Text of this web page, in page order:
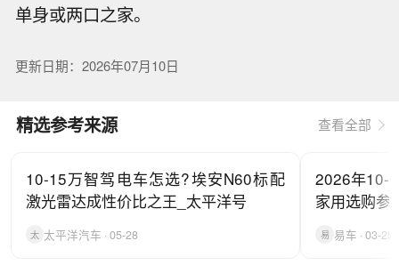
单身或两口之家。
更新日期：2026年07月10日
精选参考来源 查看全部
10-15万智驾电车怎选?埃安N60标配
激光雷达成性价比之王_太平洋号
太 太平洋汽车 · 05-28
2026年10-
家用选购参
易 易车 · 03-25